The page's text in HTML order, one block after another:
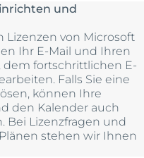
und
Lizenzen von Microsoft
Ihr E-Mail und Ihren
fortschrittlichen E-
Falls Sie eine
können Ihre
den Kalender auch
Bei Lizenzfragen und
stehen wir Ihnen